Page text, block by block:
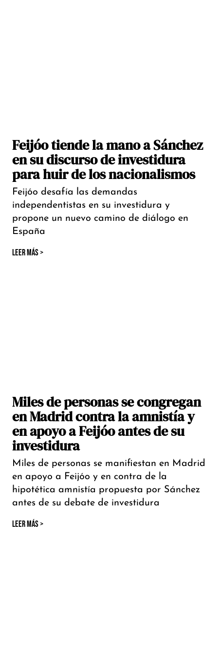
Feijóo tiende la mano a Sánchez
en su discurso de investidura
para huir de los nacionalismos
Feijóo desafía las demandas
independentistas en su investidura y
propone un nuevo camino de diálogo en
España
LEER MÁS >
Miles de personas se congregan
en Madrid contra la amnistía y
en apoyo a Feijóo antes de su
investidura
Miles de personas se manifiestan en Madrid
en apoyo a Feijóo y en contra de la
hipotética amnistía propuesta por Sánchez
antes de su debate de investidura
LEER MÁS >